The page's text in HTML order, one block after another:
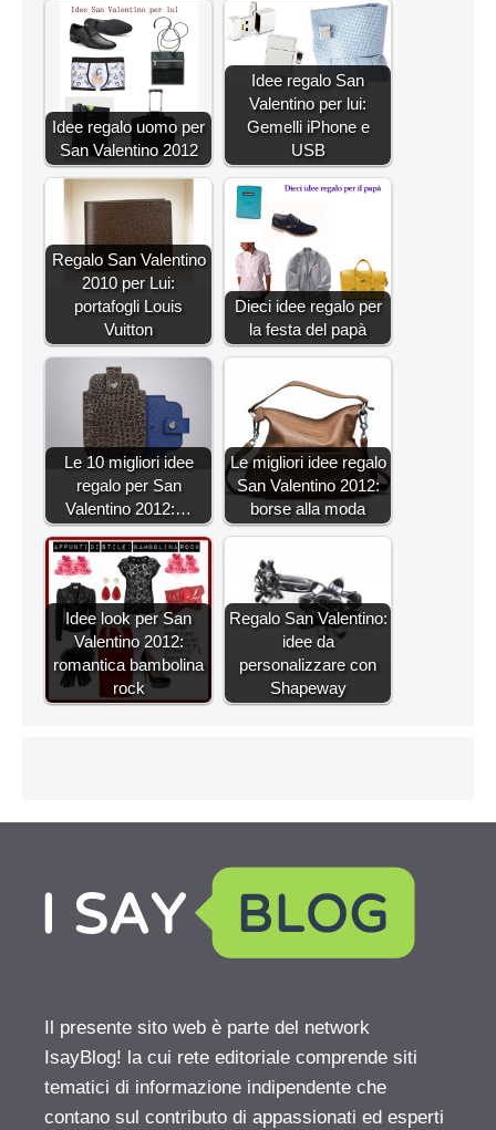
Idee regalo uomo per
San Valentino 2012
Idee regalo San
Valentino per lui:
Gemelli iPhone e
USB
Regalo San Valentino
2010 per Lui:
portafogli Louis
Vuitton
Dieci idee regalo per
la festa del papà
Le 10 migliori idee
regalo per San
Valentino 2012:…
Le migliori idee regalo
San Valentino 2012:
borse alla moda
Idee look per San
Valentino 2012:
romantica bambolina
rock
Regalo San Valentino:
idee da
personalizzare con
Shapeway
Il presente sito web è parte del network
IsayBlog! la cui rete editoriale comprende siti
tematici di informazione indipendente che
contano sul contributo di appassionati ed esperti